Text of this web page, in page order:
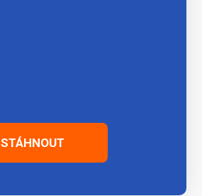
STÁHNOUT